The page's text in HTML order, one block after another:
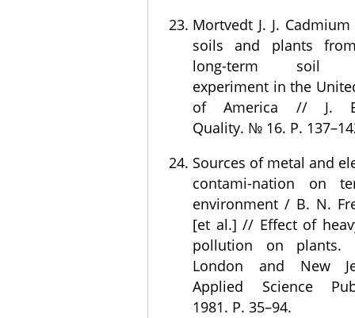
Mortvedt J. J.
soils and plants
long-term soil
experiment in the
of America // J.
Quality. № 16. P.
Sources of metal and
contami-nation on
environment / В. N.
[et al.] // Effect of
pollution on plants.
London and New
Applied Science
1981. P. 35–94.